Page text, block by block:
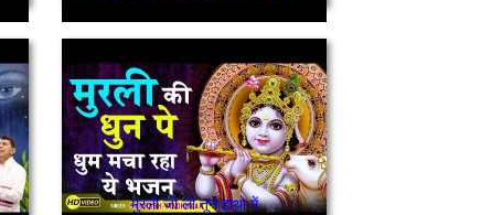
मुरली जो ली तूने हाथो में